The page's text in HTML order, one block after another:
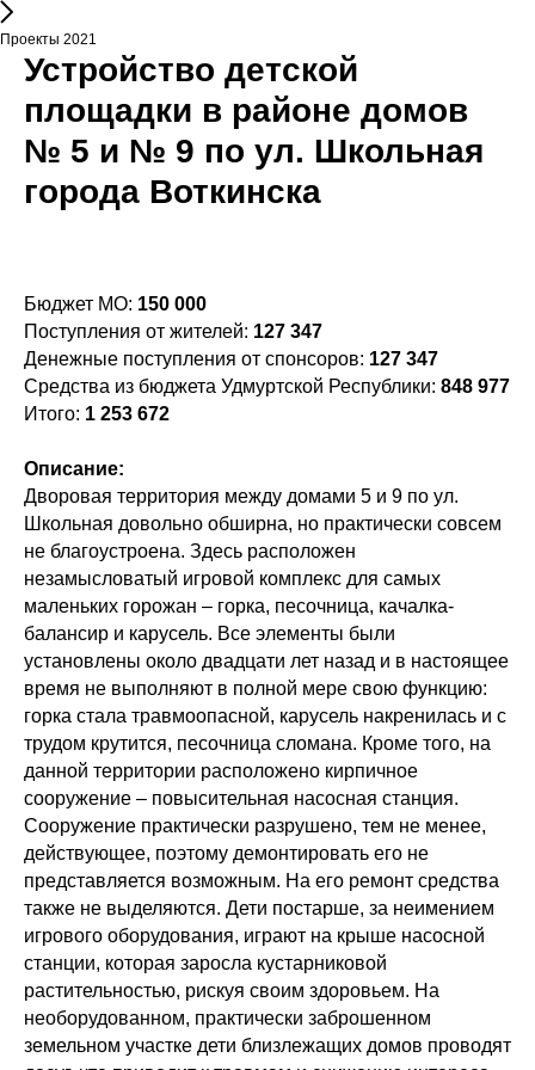
Проекты 2021
Устройство детской
площадки в районе домов
№ 5 и № 9 по ул. Школьная
города Воткинска
Бюджет МО: 150 000
Поступления от жителей: 127 347
Денежные поступления от спонсоров: 127 347
Средства из бюджета Удмуртской Республики: 848 977
Итого: 1 253 672
Описание:
Дворовая территория между домами 5 и 9 по ул.
Школьная довольно обширна, но практически совсем
не благоустроена. Здесь расположен
незамысловатый игровой комплекс для самых
маленьких горожан – горка, песочница, качалка-
балансир и карусель. Все элементы были
установлены около двадцати лет назад и в настоящее
время не выполняют в полной мере свою функцию:
горка стала травмоопасной, карусель накренилась и с
трудом крутится, песочница сломана. Кроме того, на
данной территории расположено кирпичное
сооружение – повысительная насосная станция.
Сооружение практически разрушено, тем не менее,
действующее, поэтому демонтировать его не
представляется возможным. На его ремонт средства
также не выделяются. Дети постарше, за неимением
игрового оборудования, играют на крыше насосной
станции, которая заросла кустарниковой
растительностью, рискуя своим здоровьем. На
необорудованном, практически заброшенном
земельном участке дети близлежащих домов проводят